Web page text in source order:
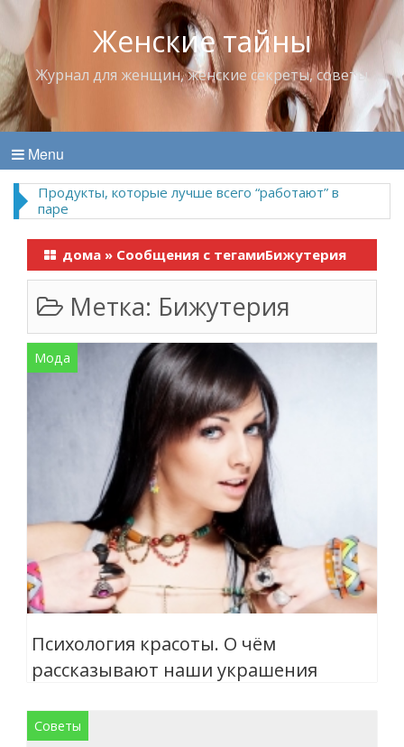
Женские тайны
Журнал для женщин, женские секреты, советы
Menu
Продукты, которые лучше всего “работают” в
паре
дома » Сообщения с тегамиБижутерия
Метка: Бижутерия
Мода
Психология красоты. О чём
рассказывают наши украшения
Советы